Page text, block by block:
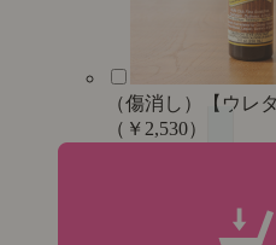
（傷消し）【ウレ
（￥2,530）